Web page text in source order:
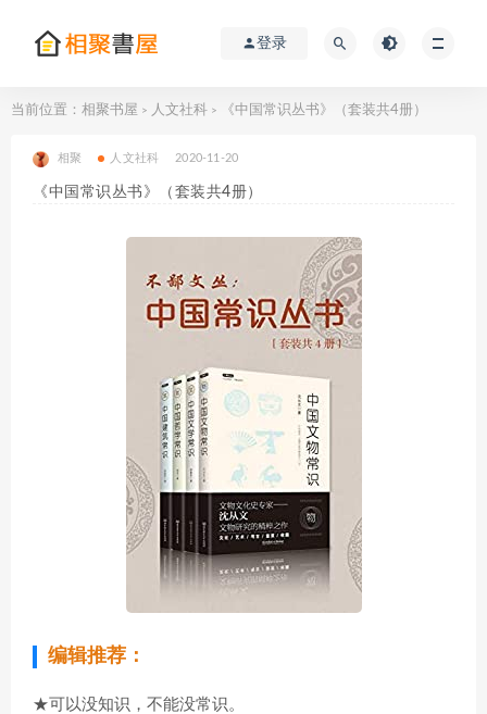
登录
当前位置： 相聚书屋 > 人文社科 > 《中国常识丛书》（套装共4册）
相聚 人文社科 2020-11-20
《中国常识丛书》（套装共4册）
编辑推荐：
★可以没知识，不能没常识。